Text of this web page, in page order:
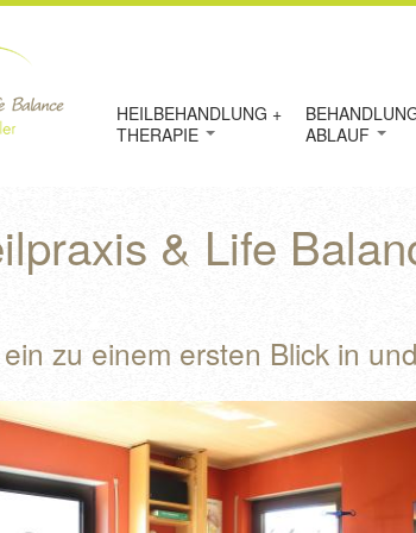
HEILBEHANDLUNG +
THERAPIE
ABLAUF
& Life
zu einem ersten Blick in